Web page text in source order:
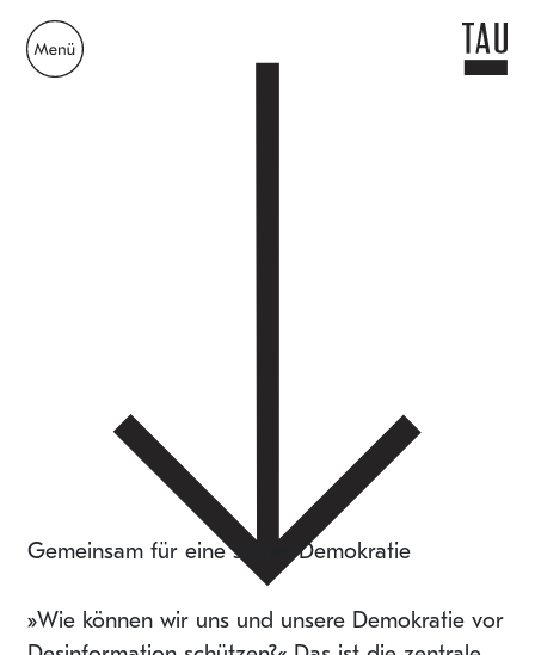
Gemeinsam für eine starke Demokratie
»Wie können wir uns und unsere Demokratie vor